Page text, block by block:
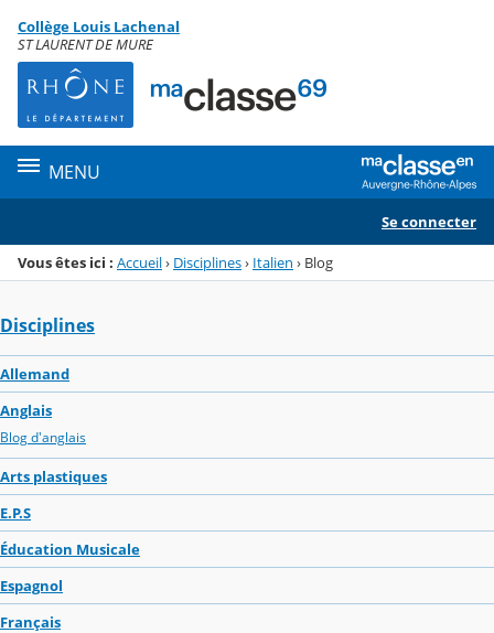
Menu de la rubrique
Contenu
Collège Louis Lachenal
ST LAURENT DE MURE
MENU
Se connecter
Vous êtes ici : Accueil› Disciplines› Italien › Blog
Disciplines
Allemand
Anglais
Blog d'anglais
Arts plastiques
E.P.S
Éducation Musicale
Espagnol
Français